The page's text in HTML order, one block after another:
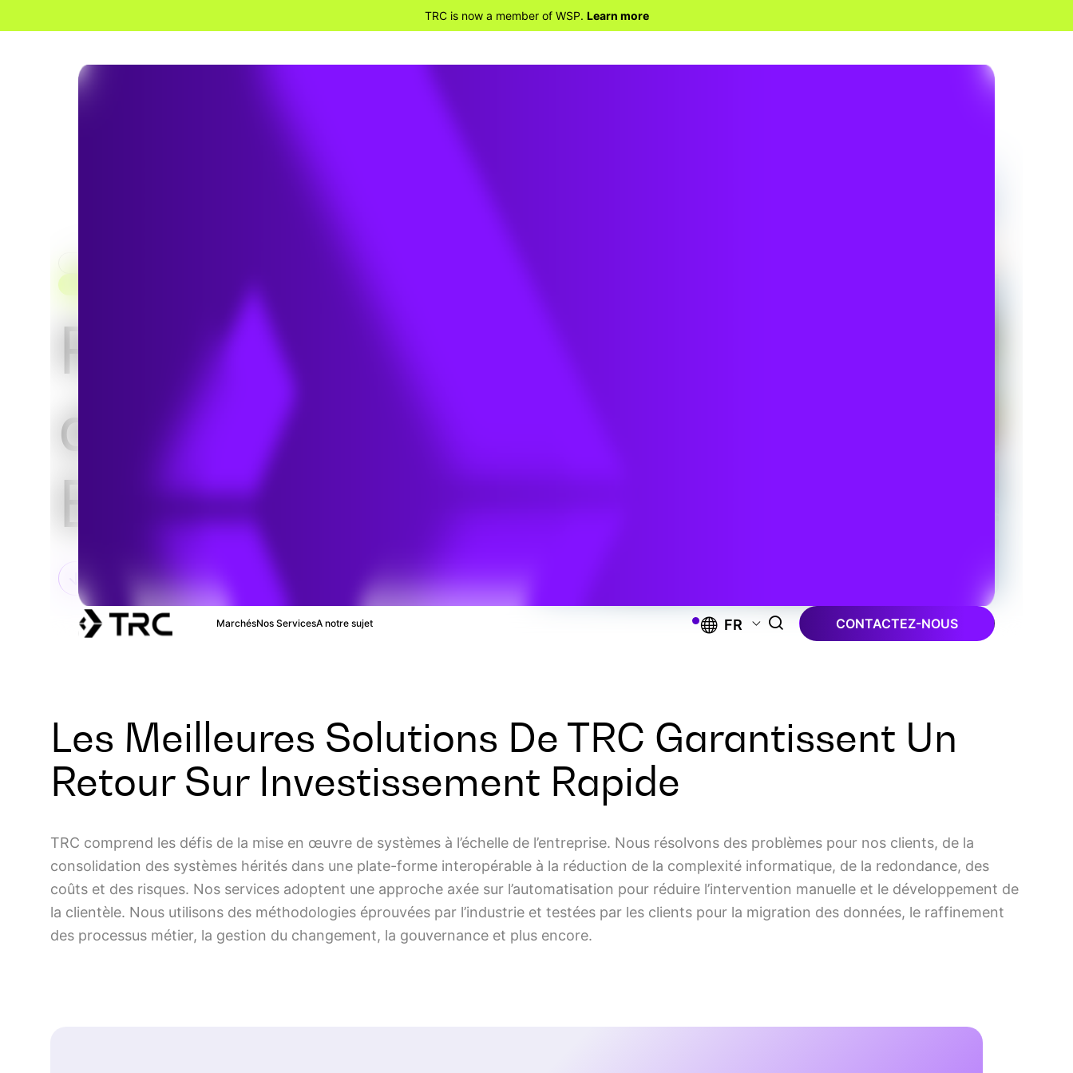
TRC is now a member of WSP. Learn more
MarchésNos ServicesA notre sujet FR CONTACTEZ-NOUS
Réseau de
distribution
Esri
Les Meilleures Solutions De TRC Garantissent Un
Retour Sur Investissement Rapide
TRC comprend les défis de la mise en œuvre de systèmes à l’échelle de l’entreprise. Nous résolvons des problèmes pour nos clients, de la
consolidation des systèmes hérités dans une plate-forme interopérable à la réduction de la complexité informatique, de la redondance, des
coûts et des risques. Nos services adoptent une approche axée sur l’automatisation pour réduire l’intervention manuelle et le développement de
la clientèle. Nous utilisons des méthodologies éprouvées par l’industrie et testées par les clients pour la migration des données, le raffinement
des processus métier, la gestion du changement, la gouvernance et plus encore.